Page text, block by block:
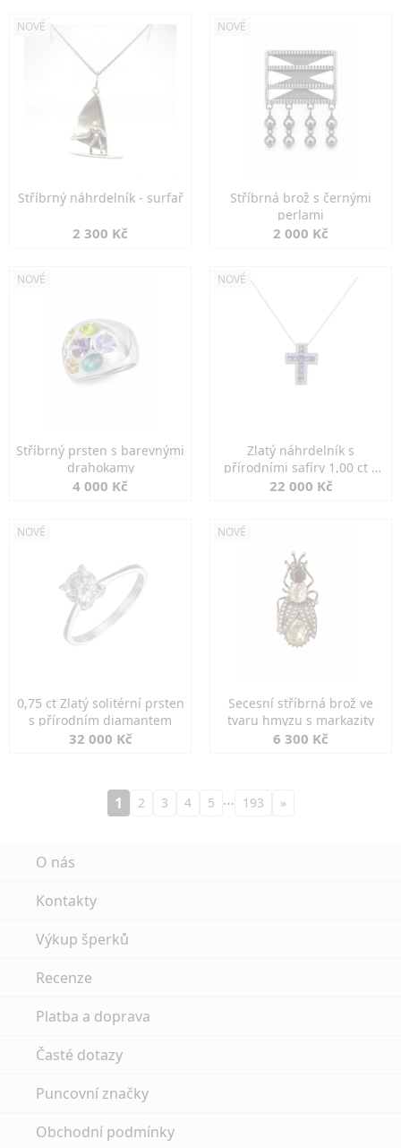
NOVÉ
Stříbrný náhrdelník - surfař
2 300 Kč
NOVÉ
Stříbrná brož s černými
perlami
2 000 Kč
NOVÉ
Stříbrný prsten s barevnými
drahokamy
4 000 Kč
NOVÉ
Zlatý náhrdelník s
přírodními safíry 1,00 ct a
diamanty
22 000 Kč
NOVÉ
0,75 ct Zlatý solitérní prsten
s přírodním diamantem
32 000 Kč
NOVÉ
Secesní stříbrná brož ve
tvaru hmyzu s markazity
6 300 Kč
1 2 3 4 5 … 193 »
O nás
Kontakty
Výkup šperků
Recenze
Platba a doprava
Časté dotazy
Puncovní značky
Obchodní podmínky